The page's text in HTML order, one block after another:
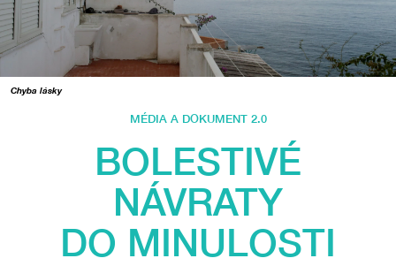
Chyba lásky
MÉDIA A DOKUMENT 2.0
BOLESTIVÉ
NÁVRATY
DO MINULOSTI